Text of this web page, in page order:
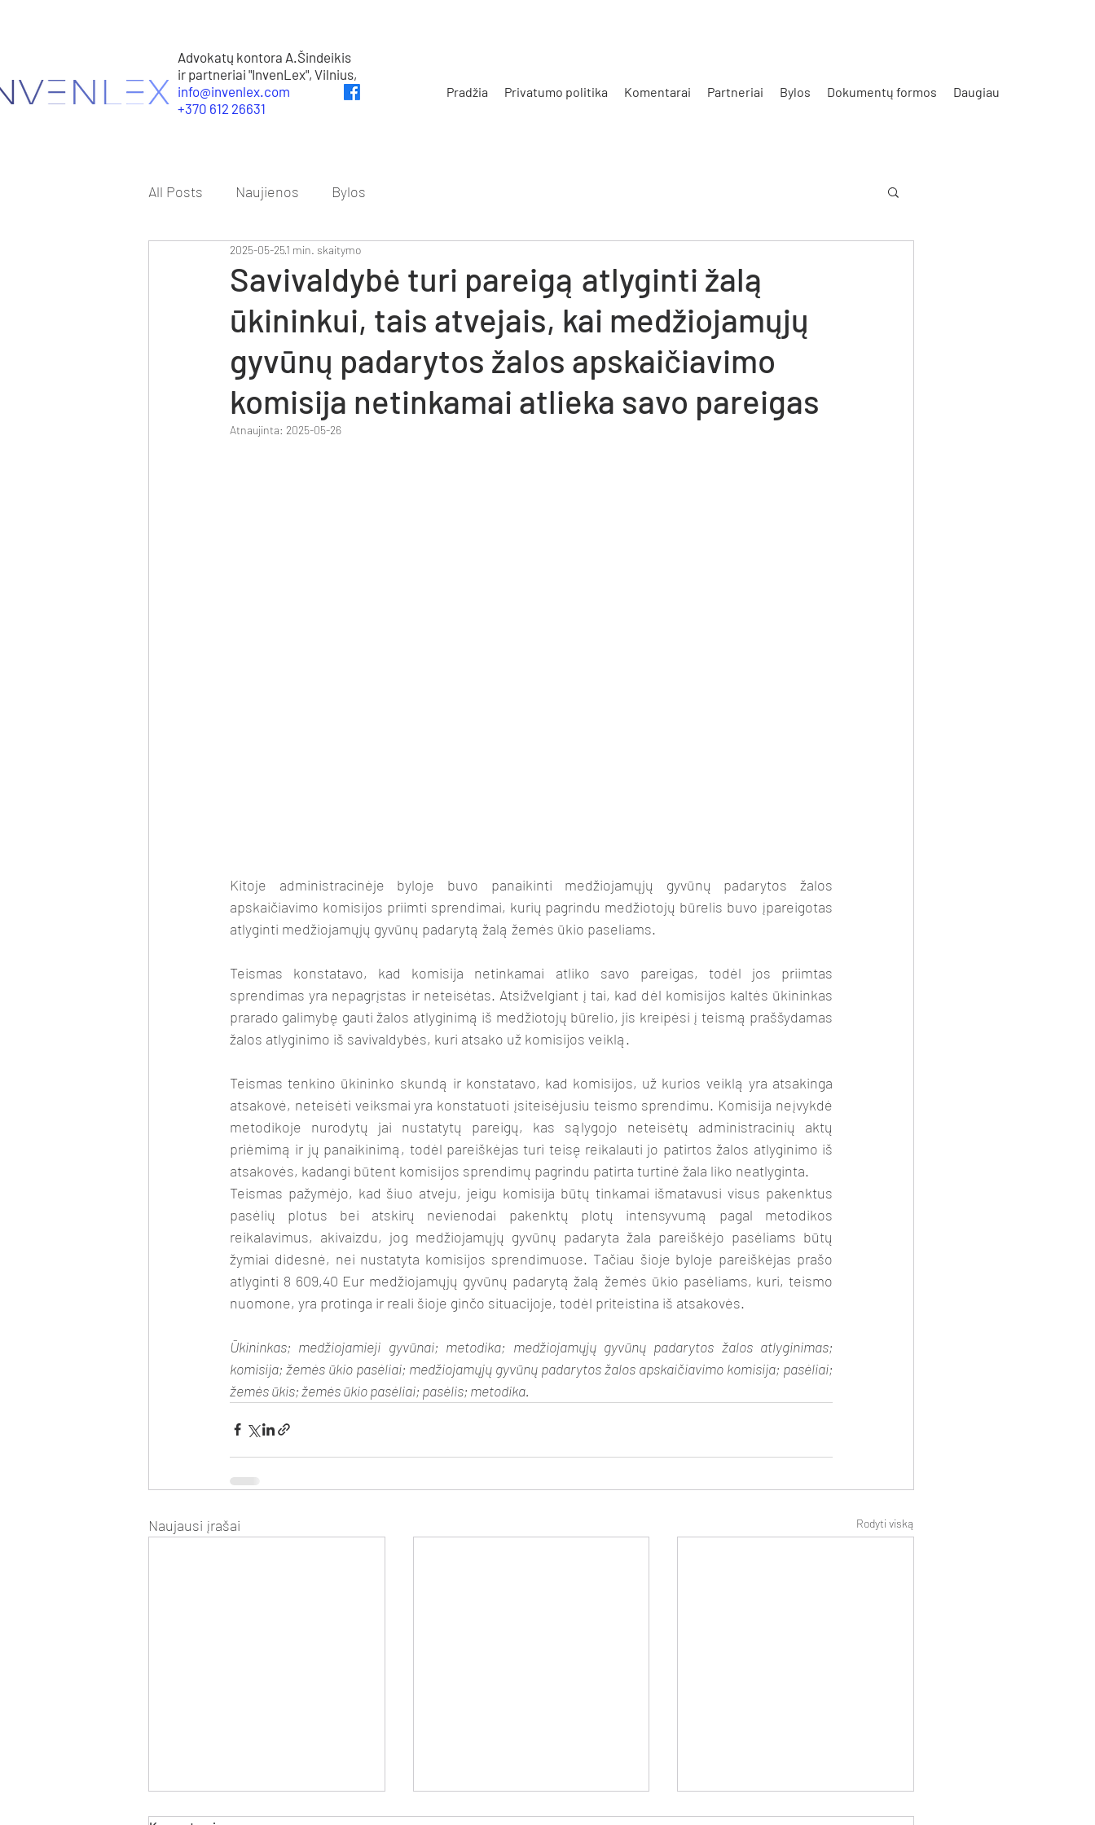
Advokatų kontora A.Šindeikis
ir partneriai "InvenLex", Vilnius,
info@invenlex.com
+370 612 26631
Pradžia Privatumo politika Komentarai Partneriai Bylos Dokumentų formos Daugiau
All Posts Naujienos Bylos
Savivaldybė turi pareigą atlyginti žalą
ūkininkui, tais atvejais, kai medžiojamųjų
gyvūnų padarytos žalos apskaičiavimo
komisija netinkamai atlieka savo pareigas
2025-05-251 min. skaitymo
Atnaujinta: 2025-05-26
Kitoje administracinėje byloje buvo panaikinti medžiojamųjų gyvūnų padarytos žalos
apskaičiavimo komisijos priimti sprendimai, kurių pagrindu medžiotojų būrelis buvo įpareigotas
atlyginti medžiojamųjų gyvūnų padarytą žalą žemės ūkio paseliams.
Teismas konstatavo, kad komisija netinkamai atliko savo pareigas, todėl jos priimtas
sprendimas yra nepagrįstas ir neteisėtas. Atsižvelgiant į tai, kad dėl komisijos kaltės ūkininkas
prarado galimybę gauti žalos atlyginimą iš medžiotojų būrelio, jis kreipėsi į teismą praššydamas
žalos atlyginimo iš savivaldybės, kuri atsako už komisijos veiklą.
Teismas tenkino ūkininko skundą ir konstatavo, kad komisijos, už kurios veiklą yra atsakinga
atsakovė, neteisėti veiksmai yra konstatuoti įsiteisėjusiu teismo sprendimu. Komisija neįvykdė
metodikoje nurodytų jai nustatytų pareigų, kas sąlygojo neteisėtų administracinių aktų
priėmimą ir jų panaikinimą, todėl pareiškėjas turi teisę reikalauti jo patirtos žalos atlyginimo iš
atsakovės, kadangi būtent komisijos sprendimų pagrindu patirta turtinė žala liko neatlyginta.
Teismas pažymėjo, kad šiuo atveju, jeigu komisija būtų tinkamai išmatavusi visus pakenktus
pasėlių plotus bei atskirų nevienodai pakenktų plotų intensyvumą pagal metodikos
reikalavimus, akivaizdu, jog medžiojamųjų gyvūnų padaryta žala pareiškėjo pasėliams būtų
žymiai didesnė, nei nustatyta komisijos sprendimuose. Tačiau šioje byloje pareiškėjas prašo
atlyginti 8 609,40 Eur medžiojamųjų gyvūnų padarytą žalą žemės ūkio pasėliams, kuri, teismo
nuomone, yra protinga ir reali šioje ginčo situacijoje, todėl priteistina iš atsakovės.
Ūkininkas; medžiojamieji gyvūnai; metodika; medžiojamųjų gyvūnų padarytos žalos atlyginimas;
komisija; žemės ūkio pasėliai; medžiojamųjų gyvūnų padarytos žalos apskaičiavimo komisija; pasėliai;
žemės ūkis; žemės ūkio pasėliai; pasėlis; metodika.
Naujausi įrašai Rodyti viską